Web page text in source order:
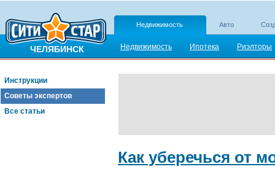
ЧЕЛЯБИНСК
Недвижимость Авто
Недвижимость Ипотека Риэлторы
Инструкции
Советы экспертов
Все статьи
Как уберечься от